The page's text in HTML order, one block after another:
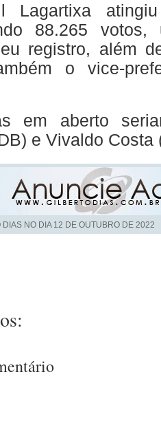
Lagartixa
88.265 votos,
registro, além
o vice-
em aberto
e Vivaldo Costa
DIAS NO DIA 12 DE OUTUBRO DE 2022